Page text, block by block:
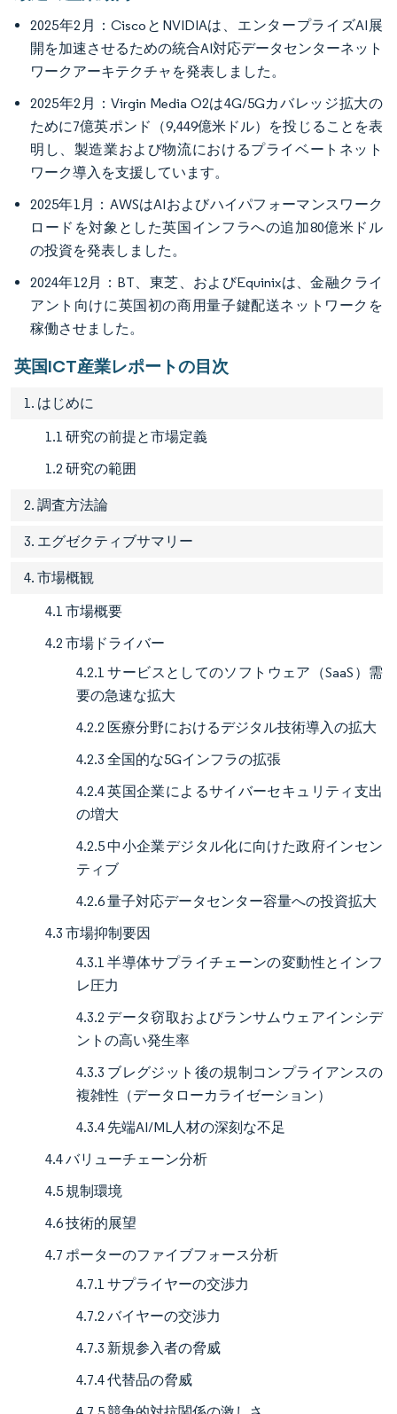
2025年2月：CiscoとNVIDIAは、エンタープライズAI展
開を加速させるための統合AI対応データセンターネット
ワークアーキテクチャを発表しました。
2025年2月：Virgin Media O2は4G/5Gカバレッジ拡大の
ために7億英ポンド（9,449億米ドル）を投じることを表
明し、製造業および物流におけるプライベートネット
ワーク導入を支援しています。
2025年1月：AWSはAIおよびハイパフォーマンスワーク
ロードを対象とした英国インフラへの追加80億米ドル
の投資を発表しました。
2024年12月：BT、東芝、およびEquinixは、金融クライ
アント向けに英国初の商用量子鍵配送ネットワークを
稼働させました。
英国ICT産業レポートの目次
1. はじめに
1.1 研究の前提と市場定義
1.2 研究の範囲
2. 調査方法論
3. エグゼクティブサマリー
4. 市場概観
4.1 市場概要
4.2 市場ドライバー
4.2.1 サービスとしてのソフトウェア（SaaS）需
要の急速な拡大
4.2.2 医療分野におけるデジタル技術導入の拡大
4.2.3 全国的な5Gインフラの拡張
4.2.4 英国企業によるサイバーセキュリティ支出
の増大
4.2.5 中小企業デジタル化に向けた政府インセン
ティブ
4.2.6 量子対応データセンター容量への投資拡大
4.3 市場抑制要因
4.3.1 半導体サプライチェーンの変動性とインフ
レ圧力
4.3.2 データ窃取およびランサムウェアインシデ
ントの高い発生率
4.3.3 ブレグジット後の規制コンプライアンスの
複雑性（データローカライゼーション）
4.3.4 先端AI/ML人材の深刻な不足
4.4 バリューチェーン分析
4.5 規制環境
4.6 技術的展望
4.7 ポーターのファイブフォース分析
4.7.1 サプライヤーの交渉力
4.7.2 バイヤーの交渉力
4.7.3 新規参入者の脅威
4.7.4 代替品の脅威